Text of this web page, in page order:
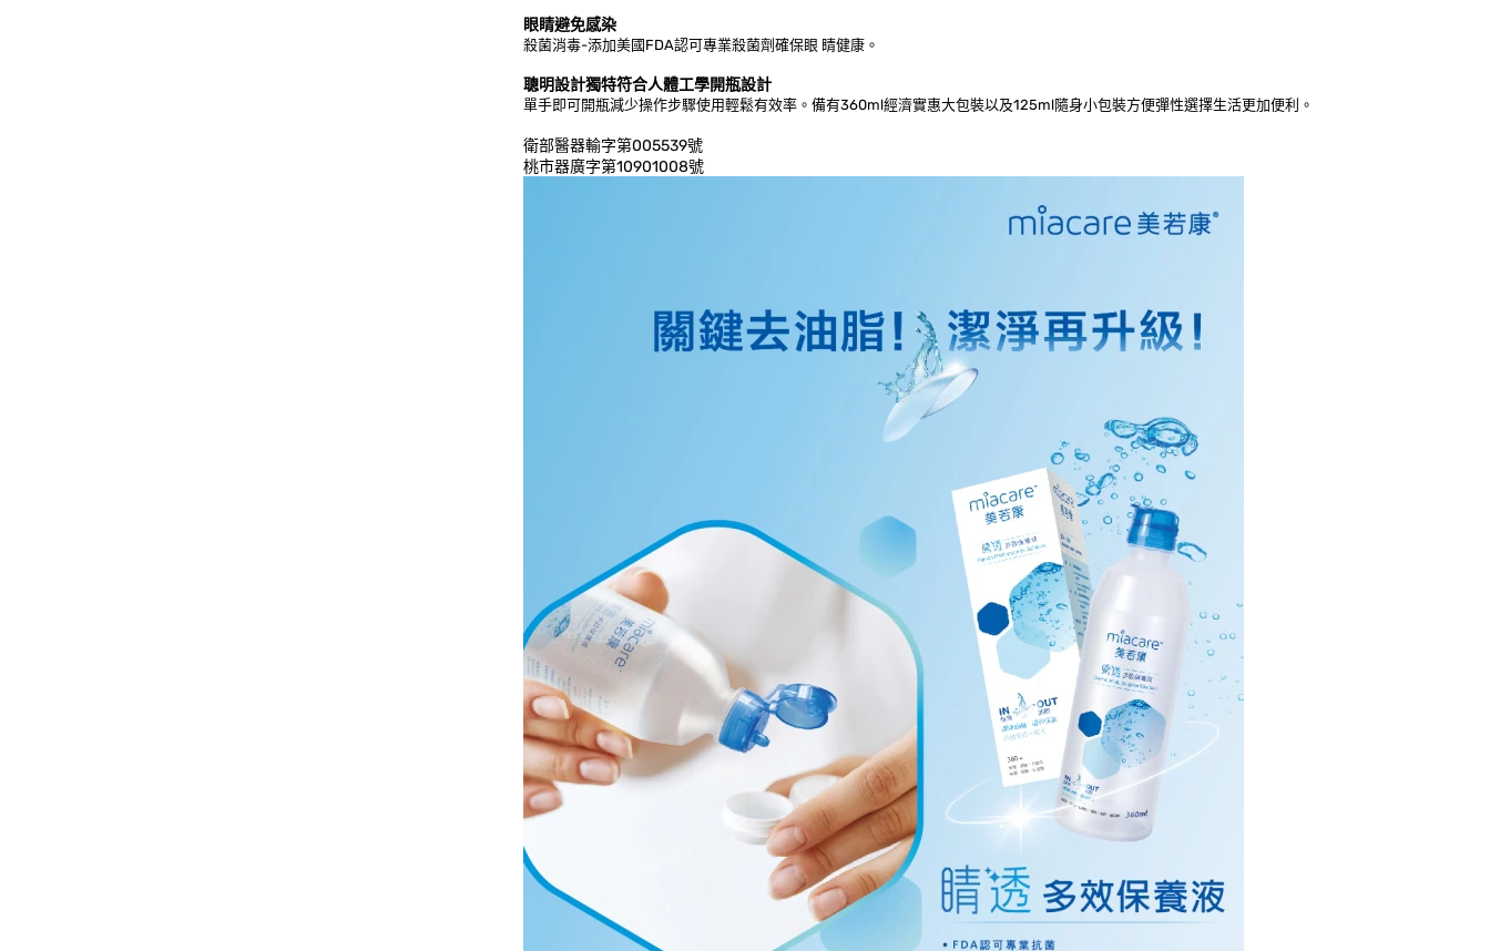
眼睛避免感染
殺菌消毒-添加美國FDA認可專業殺菌劑確保眼 睛健康。
聰明設計獨特符合人體工學開瓶設計
單手即可開瓶減少操作步驟使用輕鬆有效率。備有360ml經濟實惠大包裝以及125ml隨身小包裝方便彈性選擇生活更加便利。
衛部醫器輸字第005539號
桃市器廣字第10901008號